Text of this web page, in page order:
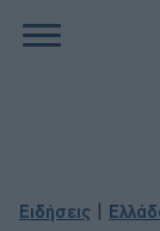
Ειδήσεις